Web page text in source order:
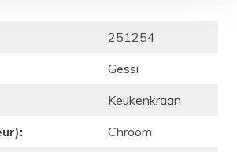
251254
Gessi
Keukenkraan
Chroom